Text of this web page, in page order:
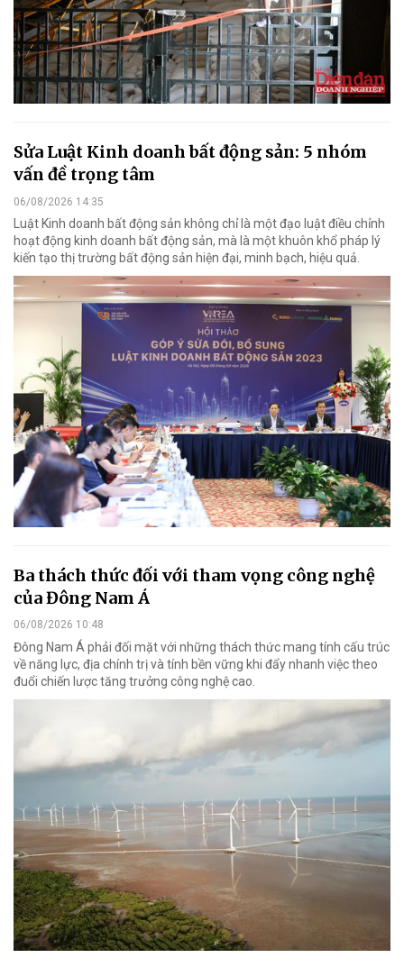
Sửa Luật Kinh doanh bất động sản: 5 nhóm
vấn đề trọng tâm
06/08/2026 14:35
Luật Kinh doanh bất động sản không chỉ là một đạo luật điều chỉnh
hoạt động kinh doanh bất động sản, mà là một khuôn khổ pháp lý
kiến tạo thị trường bất động sản hiện đại, minh bạch, hiệu quả.
Ba thách thức đối với tham vọng công nghệ
của Đông Nam Á
06/08/2026 10:48
Đông Nam Á phải đối mặt với những thách thức mang tính cấu trúc
về năng lực, địa chính trị và tính bền vững khi đẩy nhanh việc theo
đuổi chiến lược tăng trưởng công nghệ cao.